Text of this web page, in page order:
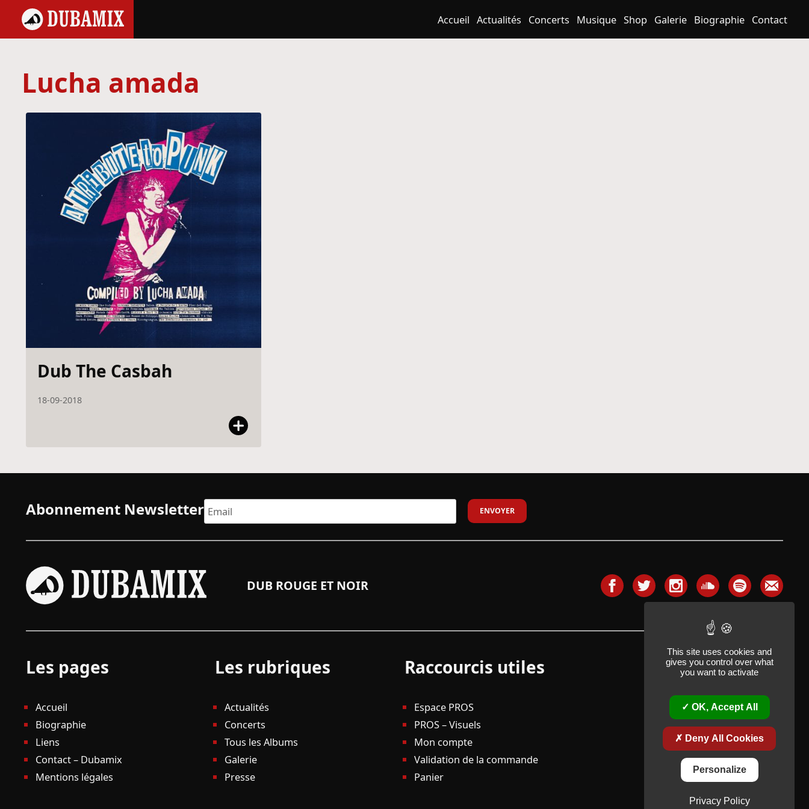
Accueil Actualités Concerts Musique Shop Galerie Biographie Contact
Lucha amada
Dub The Casbah
18-09-2018
Abonnement Newsletter
DUB ROUGE ET NOIR
Les pages
Accueil
Biographie
Liens
Contact – Dubamix
Mentions légales
Les rubriques
Actualités
Concerts
Tous les Albums
Galerie
Presse
Raccourcis utiles
Espace PROS
PROS – Visuels
Mon compte
Validation de la commande
Panier
This site uses cookies and
gives you control over what
you want to activate
OK, Accept All
Deny All Cookies
Personalize
Privacy Policy